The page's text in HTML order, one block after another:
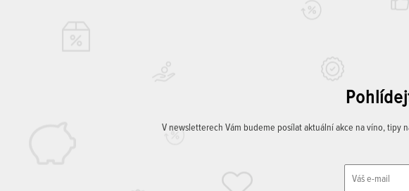
V newsletterech Vám budeme posílat aktuální akce na víno, tipy